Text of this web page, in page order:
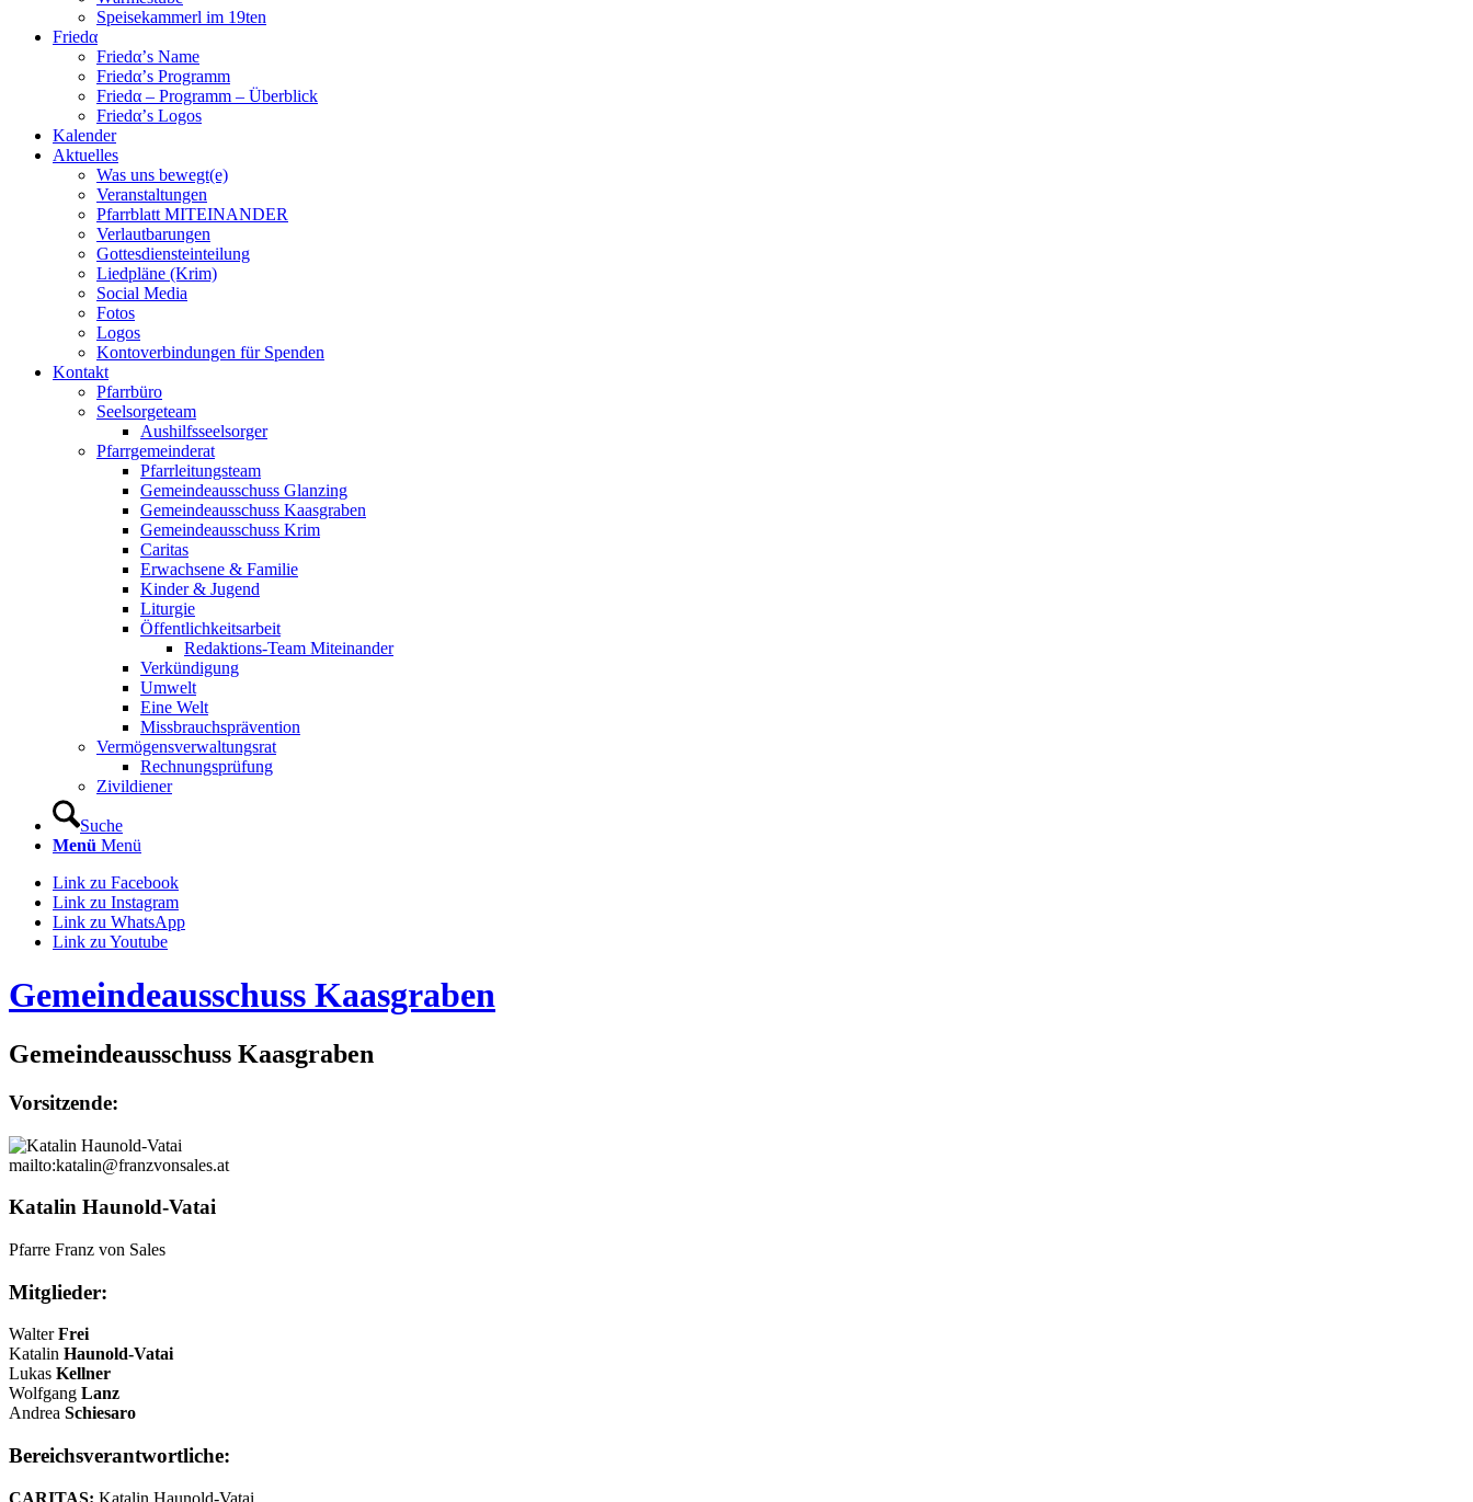
Speisekammerl im 19ten
Friedα
Friedα’s Name
Friedα’s Programm
Friedα – Programm – Überblick
Friedα’s Logos
Kalender
Aktuelles
Was uns bewegt(e)
Veranstaltungen
Pfarrblatt MITEINANDER
Verlautbarungen
Gottesdiensteinteilung
Liedpläne (Krim)
Social Media
Fotos
Logos
Kontoverbindungen für Spenden
Kontakt
Pfarrbüro
Seelsorgeteam
Aushilfsseelsorger
Pfarrgemeinderat
Pfarrleitungsteam
Gemeindeausschuss Glanzing
Gemeindeausschuss Kaasgraben
Gemeindeausschuss Krim
Caritas
Erwachsene & Familie
Kinder & Jugend
Liturgie
Öffentlichkeitsarbeit
Redaktions-Team Miteinander
Verkündigung
Umwelt
Eine Welt
Missbrauchsprävention
Vermögensverwaltungsrat
Rechnungsprüfung
Zivildiener
Suche
Menü Menü
Link zu Facebook
Link zu Instagram
Link zu WhatsApp
Link zu Youtube
Gemeindeausschuss Kaasgraben
Gemeindeausschuss Kaasgraben
Vorsitzende:
mailto:katalin@franzvonsales.at
Katalin Haunold-Vatai
Pfarre Franz von Sales
Mitglieder:
WalterFrei
Katalin Haunold-Vatai
Lukas Kellner
Wolfgang Lanz
Andrea Schiesaro
Bereichsverantwortliche:
CARITAS: Katalin Haunold-Vatai